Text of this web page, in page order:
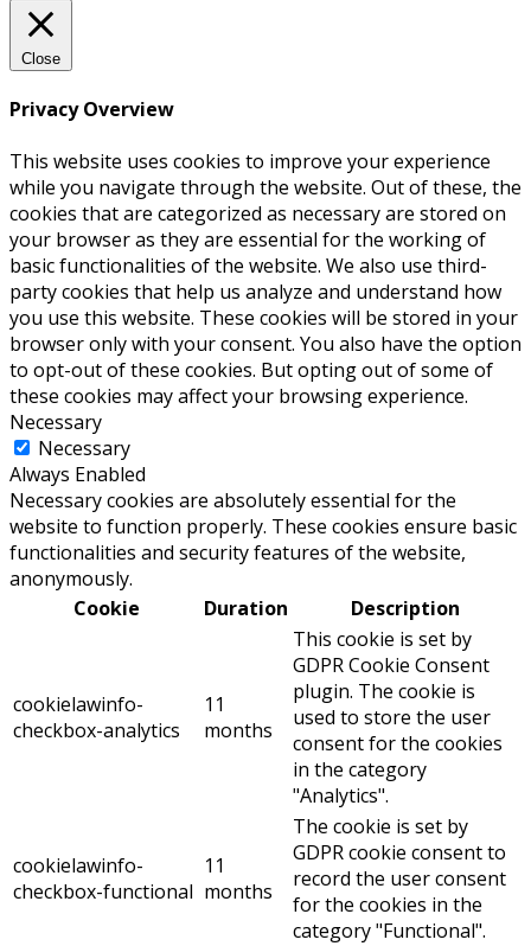
Close
Privacy Overview
This website uses cookies to improve your experience
while you navigate through the website. Out of these, the
cookies that are categorized as necessary are stored on
your browser as they are essential for the working of
basic functionalities of the website. We also use third-
party cookies that help us analyze and understand how
you use this website. These cookies will be stored in your
browser only with your consent. You also have the option
to opt-out of these cookies. But opting out of some of
these cookies may affect your browsing experience.
Necessary
Necessary
Always Enabled
Necessary cookies are absolutely essential for the
website to function properly. These cookies ensure basic
functionalities and security features of the website,
anonymously.
Cookie
Duration Description
cookielawinfo-
checkbox-analytics
11
months
This cookie is set by
GDPR Cookie Consent
plugin. The cookie is
used to store the user
consent for the cookies
in the category
"Analytics".
cookielawinfo-
checkbox-functional
11
months
The cookie is set by
GDPR cookie consent to
record the user consent
for the cookies in the
category "Functional".